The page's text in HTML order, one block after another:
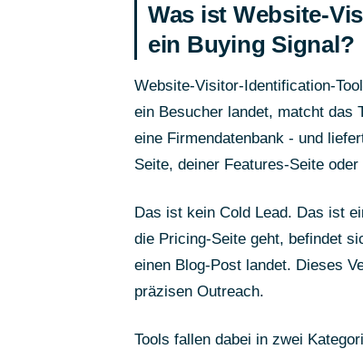
Was ist Website-
ein Buying Signal?
Website-Visitor-Identification-
ein Besucher landet, matcht das
eine Firmendatenbank - und
Seite, deiner Features-Seite
Das ist kein Cold Lead. Das ist
die Pricing-Seite geht, befindet
einen Blog-Post landet. Dieses
präzisen Outreach.
Tools fallen dabei in zwei